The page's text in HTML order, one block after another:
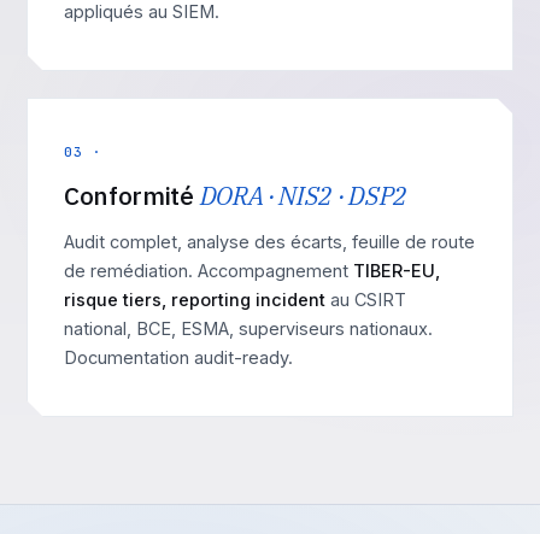
appliqués au SIEM.
03 ·
ConformitéDORA · NIS2 · DSP2
Audit complet, analyse des écarts, feuille de route
de remédiation. Accompagnement TIBER-EU,
risque tiers, reporting incident au CSIRT
national, BCE, ESMA, superviseurs nationaux.
Documentation audit-ready.